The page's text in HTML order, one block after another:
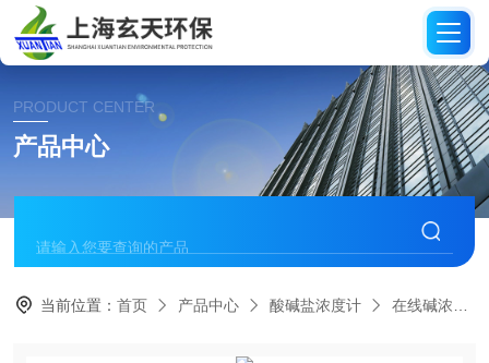
PRODUCT CENTER
产品中心
当前位置：首页 产品中心 酸碱盐浓度计 在线碱浓度计